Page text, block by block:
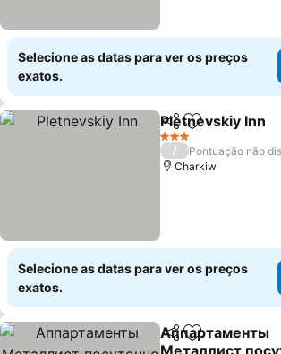
Selecione as datas para ver os preços
exatos.
PartilharAdicionar
Pletnevskiy Inn
3 Estrelas
/
Pontuação não
Charkiw
Selecione as datas para ver os preços
exatos.
PartilharAdicionar
Аппартаменты
Металлист